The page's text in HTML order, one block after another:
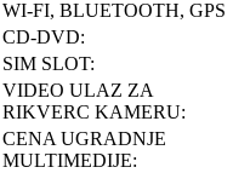
WI-FI, BLUETOOTH, GPS
CD-DVD:
SIM SLOT:
VIDEO ULAZ ZA
RIKVERC KAMERU:
CENA UGRADNJE
MULTIMEDIJE: